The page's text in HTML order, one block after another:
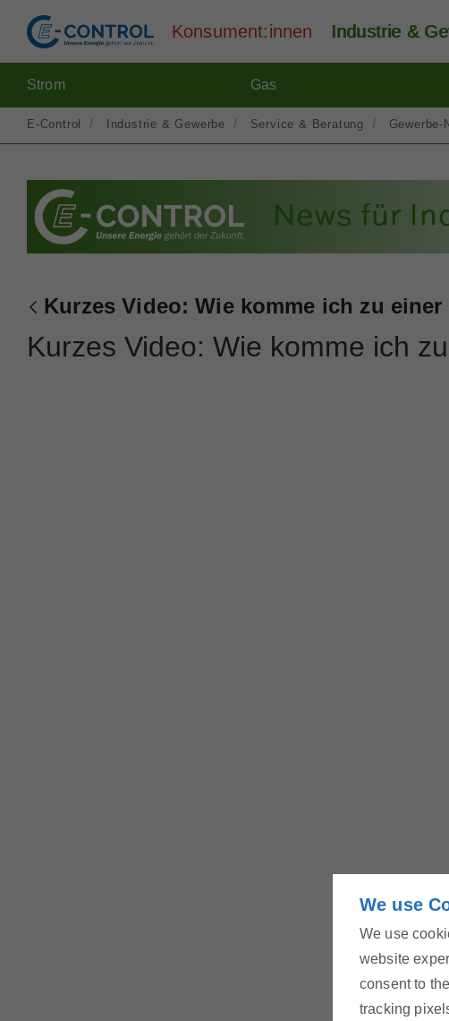
We use
We use
website
consent to
tracking
Konsument:innen Industrie &
Strom Gas
E-Control Industrie & Gewerbe Service & Beratung Gewerbe-
Zurück
Kurzes Video: Wie komme ich zu einer
Kurzes Video: Wie komme ich